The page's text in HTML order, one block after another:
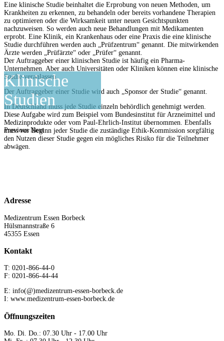
Klinische
Studien
Previous Next
Eine klinische Studie beinhaltet die Erprobung von neuen Methoden, um
Krankheiten zu erkennen, zu behandeln oder bereits vorhandene Therapien
zu optimieren oder die Wirksamkeit unter neuen Gesichtspunkten
nachzuweisen. So werden auch neue Behandlungen mit Medikamenten
erprobt. Eine Klinik, ein Krankenhaus oder eine Praxis die eine klinische
Studie durchführen werden auch „Prüfzentrum“ genannt. Die mitwirkenden
Ärzte werden „Prüfärzte“ oder „Prüfer“ genannt.
Der Auftraggeber einer klinischen Studie ist häufig ein Pharma-
Unternehmen. Aber auch Universitäten oder Kliniken können eine klinische
Studie veranlassen.
Der Auftraggeber einer Studie wird auch „Sponsor der Studie“ genannt.
In Deutschland muss jede Studie einzeln behördlich genehmigt werden.
Diese Aufgabe wird zum Beispiel vom Bundesinstitut für Arzneimittel und
Medizinprodukte oder vom Paul-Ehrlich-Institut übernommen. Ebenfalls
muss vor Beginn jeder Studie die zuständige Ethik-Kommission sorgfältig
den Nutzen dieser Studie gegen ein mögliches Risiko für die Teilnehmer
abwägen.
Adresse
Medizentrum Essen Borbeck
Hülsmannstraße 6
45355 Essen
Kontakt
T: 0201-866-44-0
F: 0201-866-44-44
E: info(@)medizentrum-essen-borbeck.de
I: www.medizentrum-essen-borbeck.de
Öffnungszeiten
Mo. Di. Do.: 07.30 Uhr - 17.00 Uhr